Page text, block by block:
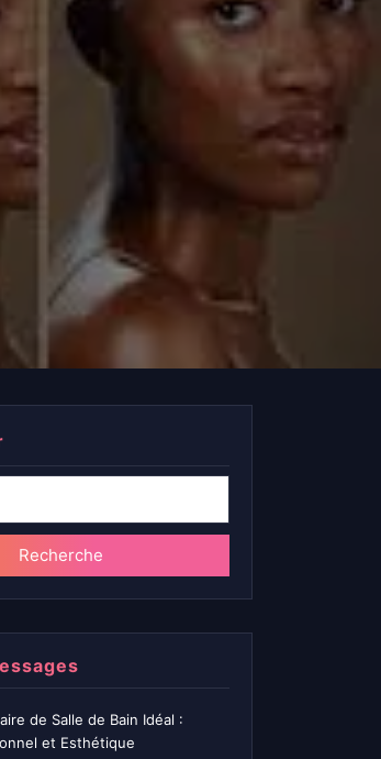
Recherche
de Salle de Bain Idéal :
et Esthétique